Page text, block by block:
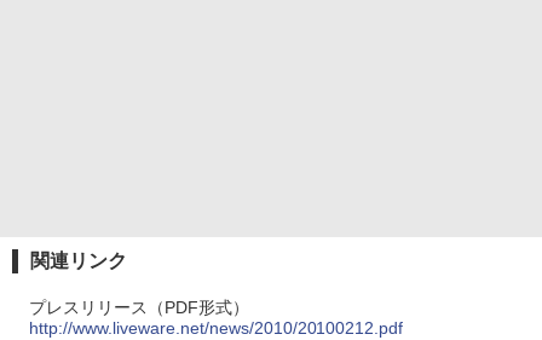
関連リンク
プレスリリース（PDF形式）
http://www.liveware.net/news/2010/20100212.pdf